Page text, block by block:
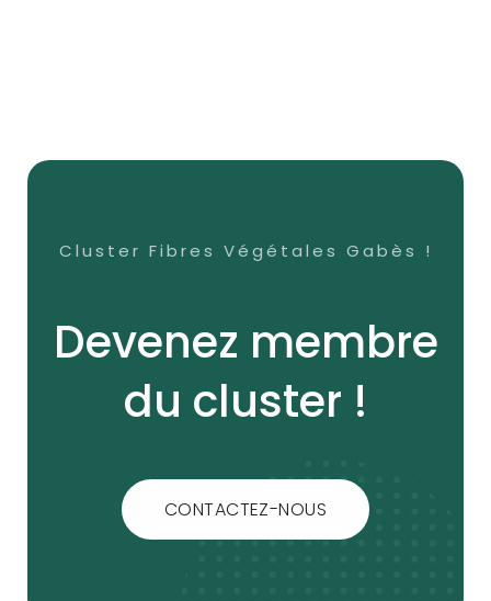
Cluster Fibres Végétales Gabès !
Devenez membre
du cluster !
CONTACTEZ-NOUS